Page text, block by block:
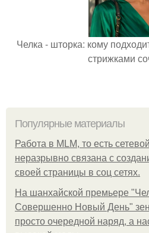
Челка - шторка: кому
стрижками
Популярные материалы
Работа в MLM, то есть
неразрывно связана с
своей страницы в соц сетях.
На шанхайской премьере
Совершенно Новый День"
просто очередной наряд, а